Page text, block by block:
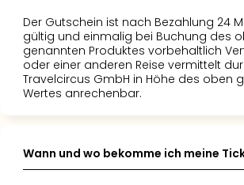
Der Gutschein ist nach Bezahlung 24
gültig und einmalig bei Buchung des
genannten Produktes vorbehaltlich
oder einer anderen Reise vermittelt
Travelcircus GmbH in Höhe des oben
Wertes anrechenbar.
Wann und wo bekomme ich meine